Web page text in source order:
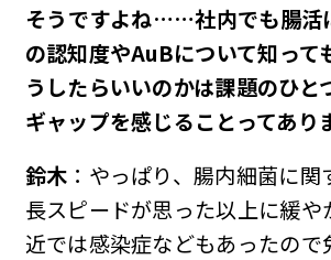
――そうですよね……社内でも腸
の認知度やAuBについて知って
うしたらいいのかは課題のひと
ギャップを感じることってあり
鈴木 ：やっぱり、腸内細菌に
長スピードが思った以上に緩や
近では感染症などもあったので